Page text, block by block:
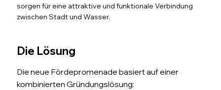
sorgen für eine attraktive und funktionale Verbindung
zwischen Stadt und Wasser.
Die Lösung
Die neue Fördepromenade basiert auf einer
kombinierten Gründungslösung: